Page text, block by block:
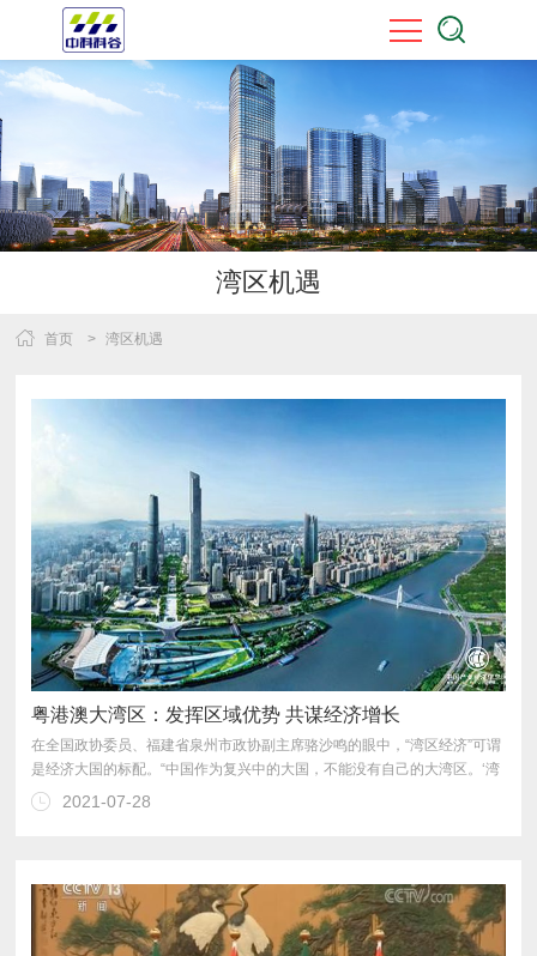
湾区机遇
首页 > 湾区机遇
粤港澳大湾区：发挥区域优势 共谋经济增长
的领头羊。
2021-07-28